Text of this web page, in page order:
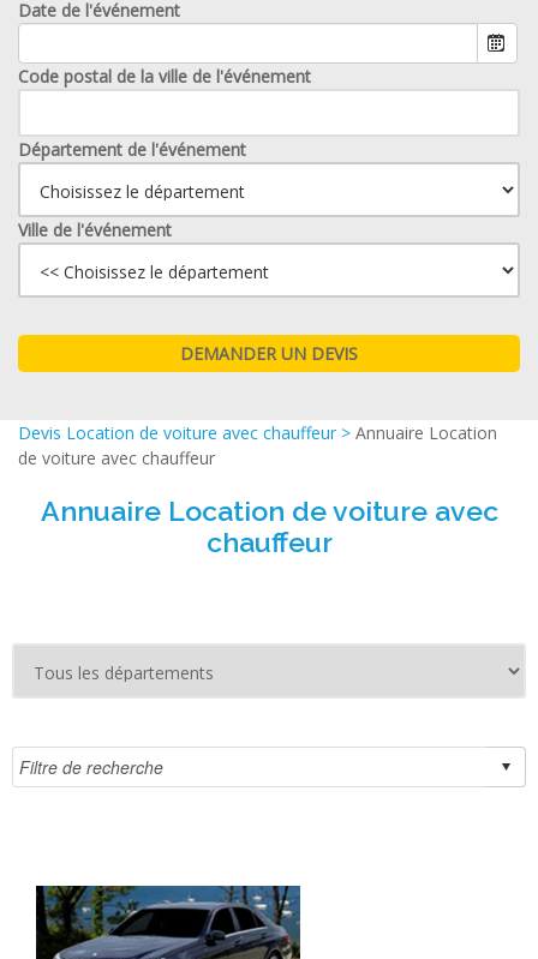
Date de l'événement
Code postal de la ville de l'événement
Département de l'événement
Ville de l'événement
Devis Location de voiture avec chauffeur > Annuaire Location
de voiture avec chauffeur
Annuaire Location de voiture avec
chauffeur